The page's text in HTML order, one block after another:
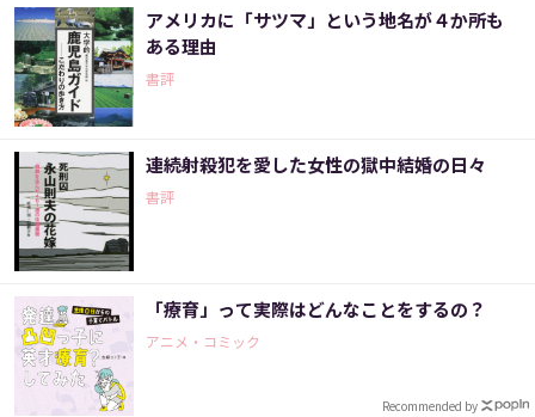
アメリカに「サツマ」という地名が４か所も
ある理由
書評
連続射殺犯を愛した女性の獄中結婚の日々
書評
「療育」って実際はどんなことをするの？
アニメ・コミック
Recommended by